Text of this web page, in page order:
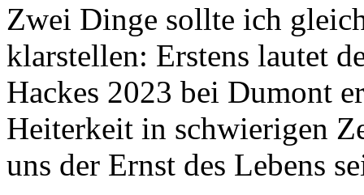
Zwei Dinge sollte ich
klarstellen: Erstens lautet
Hackes 2023 bei Dumont
Heiterkeit in schwierigen
uns der Ernst des Lebens